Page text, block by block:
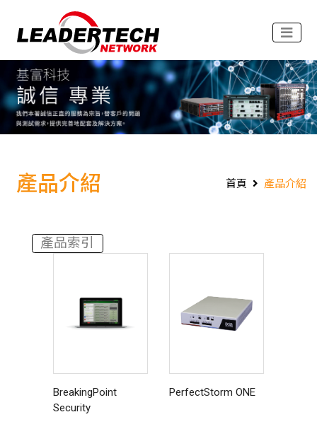
產品介紹 首頁 產品介紹
產品索引
BreakingPoint
Security
PerfectStorm ONE